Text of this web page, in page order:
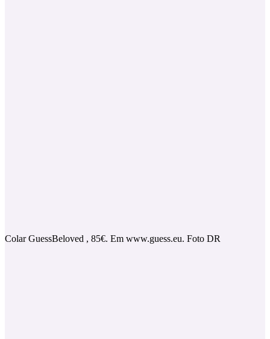
Colar GuessBeloved , 85€. Em www.guess.eu. Foto DR